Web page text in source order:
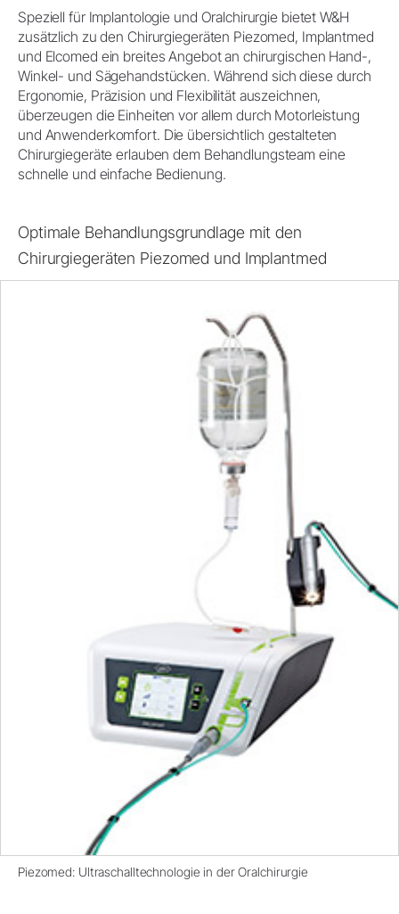
Speziell für Implantologie und Oralchirurgie bietet W&H
zusätzlich zu den Chirurgiegeräten Piezomed, Implantmed
und Elcomed ein breites Angebot an chirurgischen Hand-,
Winkel- und Sägehandstücken. Während sich diese durch
Ergonomie, Präzision und Flexibilität auszeichnen,
überzeugen die Einheiten vor allem durch Motorleistung
und Anwenderkomfort. Die übersichtlich gestalteten
Chirurgiegeräte erlauben dem Behandlungsteam eine
schnelle und einfache Bedienung.
Optimale Behandlungsgrundlage mit den
Chirurgiegeräten Piezomed und Implantmed
Piezomed: Ultraschalltechnologie in der Oralchirurgie